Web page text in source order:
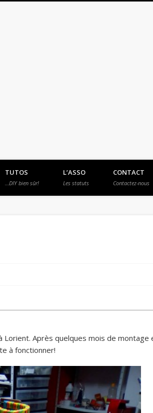
TUTOS
…DIY bien sûr!
L’ASSO
Les statuts
CONTACT
Contactez-nous
Lorient. Après quelques mois de montage
à fonctionner!